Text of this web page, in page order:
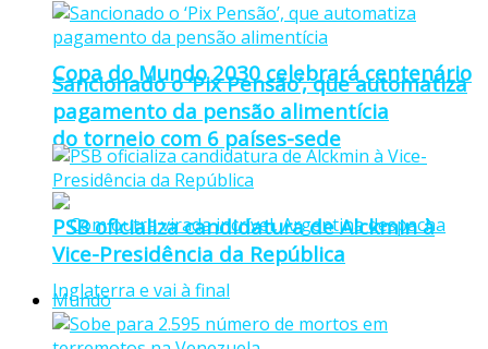
Copa do Mundo 2030 celebrará centenário
do torneio com 6 países-sede
Sancionado o ‘Pix Pensão’, que automatiza
pagamento da pensão alimentícia
PSB oficializa candidatura de Alckmin à
Vice-Presidência da República
Mundo